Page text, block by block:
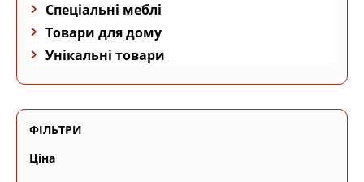
Спеціальні меблі
Товари для дому
Унікальні товари
ФІЛЬТРИ
Ціна